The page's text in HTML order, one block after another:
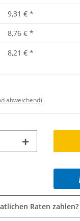
9,31 € *
8,76 € *
8,21 € *
abweichend)
Raten zahlen?